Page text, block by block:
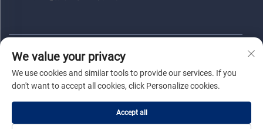
送信
著作権 © 嘉興アニタ電気有限公司 すべての権利は留保されます |
イバシーポリシー|ブログ
We value your privacy
We use cookies and similar tools to provide our services. If you
don't want to accept all cookies, click Personalize cookies.
Accept all